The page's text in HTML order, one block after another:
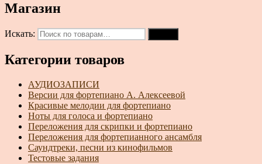
Магазин
Искать:
Категории товаров
АУДИОЗАПИСИ
Версии для фортепиано А. Алексеевой
Красивые мелодии для фортепиано
Ноты для голоса и фортепиано
Переложения для скрипки и фортепиано
Переложения для фортепианного ансамбля
Саундтреки, песни из кинофильмов
Тестовые задания